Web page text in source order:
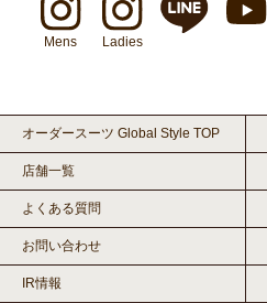
Mens Ladies
オーダースーツ Global Style TOP
店舗一覧
よくある質問
お問い合わせ
IR情報